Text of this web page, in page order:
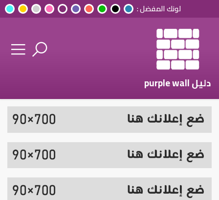
لونك المفضل :
دليل purple wall